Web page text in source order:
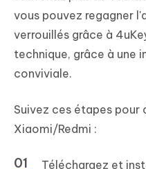
vous pouvez regagner
verrouillés grâce à
technique, grâce à une
conviviale.
Suivez ces étapes pour
Xiaomi/Redmi :
Téléchargez et